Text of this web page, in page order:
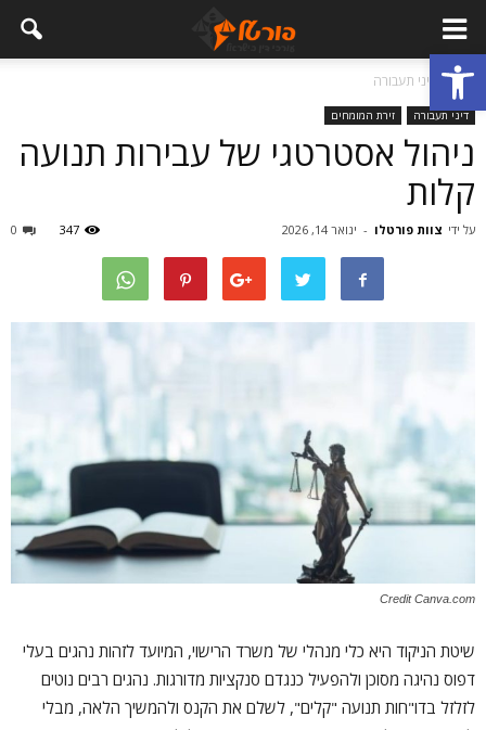
פתח סרגל נגישות
בית דיני תעבורה
דיני תעבורה זירת המומחים
ניהול אסטרטגי של עבירות תנועה
קלות
על ידי צוות פורטלו - ינואר 14, 2026 0 347
Credit Canva.com
שיטת הניקוד היא כלי מנהלי של משרד הרישוי, המיועד לזהות נהגים בעלי
דפוס נהיגה מסוכן ולהפעיל כנגדם סנקציות מדורגות. נהגים רבים נוטים
לזלזל בדו"חות תנועה "קלים", לשלם את הקנס ולהמשיך הלאה, מבלי